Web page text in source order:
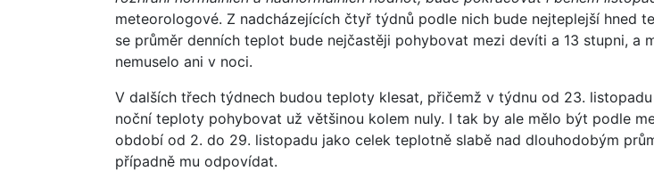
meteorologové. Z nadcházejících čtyř týdnů podle nich bude nejteplejší hned
se průměr denních teplot bude nejčastěji pohybovat mezi devíti a 13 stupni, a
nemuselo ani v noci.
V dalších třech týdnech budou teploty klesat, přičemž v týdnu od 23.
noční teploty pohybovat už většinou kolem nuly. I tak by ale mělo být podle
období od 2. do 29. listopadu jako celek teplotně slabě nad dlouhodobým
případně mu odpovídat.